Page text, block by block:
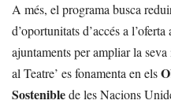
A més, el programa busca
d’oportunitats d’accés a
ajuntaments per ampliar la
al Teatre’ es fonamenta en els
Sosteniblede les Nacions